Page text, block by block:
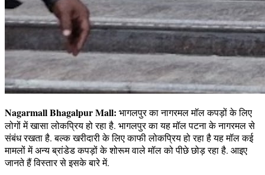
Nagarmall Bhagalpur Mall: भागलपुर का नागरमल मॉल कपड़ों के लिए
लोगों में खासा लोकप्रिय हो रहा है. भागलपुर का यह मॉल पटना के नागरमल से
संबंध रखता है. बल्क खरीदारी के लिए काफी लोकप्रिय हो रहा है यह मॉल कई
मामलों में अन्य ब्रांडेड कपड़ों के शोरूम वाले मॉल को पीछे छोड़ रहा है. आइए
जानते हैं विस्तार से इसके बारे में.